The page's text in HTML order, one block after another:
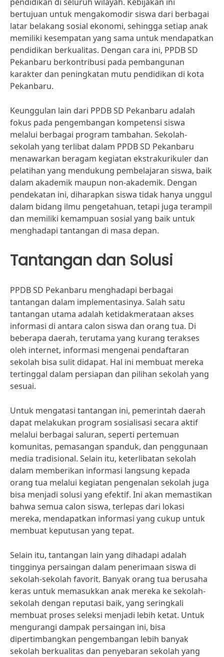
bertujuan untuk mengakomodir siswa dari berbagai
latar belakang sosial ekonomi, sehingga setiap anak
memiliki kesempatan yang sama untuk mendapatkan
pendidikan berkualitas. Dengan cara ini, PPDB SD
Pekanbaru berkontribusi pada pembangunan
karakter dan peningkatan mutu pendidikan di kota
Pekanbaru.
Keunggulan lain dari PPDB SD Pekanbaru adalah
fokus pada pengembangan kompetensi siswa
melalui berbagai program tambahan. Sekolah-
sekolah yang terlibat dalam PPDB SD Pekanbaru
menawarkan beragam kegiatan ekstrakurikuler dan
pelatihan yang mendukung pembelajaran siswa, baik
dalam akademik maupun non-akademik. Dengan
pendekatan ini, diharapkan siswa tidak hanya unggul
dalam bidang ilmu pengetahuan, tetapi juga terampil
dan memiliki kemampuan sosial yang baik untuk
menghadapi tantangan di masa depan.
Tantangan dan Solusi
PPDB SD Pekanbaru menghadapi berbagai
tantangan dalam implementasinya. Salah satu
tantangan utama adalah ketidakmerataan akses
informasi di antara calon siswa dan orang tua. Di
beberapa daerah, terutama yang kurang terakses
oleh internet, informasi mengenai pendaftaran
sekolah bisa sulit didapat. Hal ini membuat mereka
tertinggal dalam persiapan dan pilihan sekolah yang
sesuai.
Untuk mengatasi tantangan ini, pemerintah daerah
dapat melakukan program sosialisasi secara aktif
melalui berbagai saluran, seperti pertemuan
komunitas, pemasangan spanduk, dan penggunaan
media tradisional. Selain itu, keterlibatan sekolah
dalam memberikan informasi langsung kepada
orang tua melalui kegiatan pengenalan sekolah juga
bisa menjadi solusi yang efektif. Ini akan memastikan
bahwa semua calon siswa, terlepas dari lokasi
mereka, mendapatkan informasi yang cukup untuk
membuat keputusan yang tepat.
Selain itu, tantangan lain yang dihadapi adalah
tingginya persaingan dalam penerimaan siswa di
sekolah-sekolah favorit. Banyak orang tua berusaha
keras untuk memasukkan anak mereka ke sekolah-
sekolah dengan reputasi baik, yang seringkali
membuat proses seleksi menjadi lebih ketat. Untuk
mengurangi dampak persaingan ini, bisa
dipertimbangkan pengembangan lebih banyak
sekolah berkualitas dan penyebaran sekolah yang